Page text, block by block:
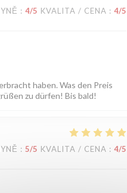
: 4/5 KVALITA / CENA : 4/5
haben. Was den Preis
zu dürfen! Bis bald!
: 5/5 KVALITA / CENA : 4/5